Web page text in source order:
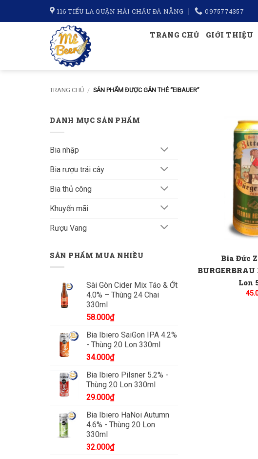
116 TIỂU LA QUẬN HẢI CHÂU ĐÀ NẴNG 0975774357
TRANG CHỦ GIỚI THIỆU
TRANG CHỦ / SẢN PHẨM ĐƯỢC GẮN THẺ “EIBAUER”
DANH MỤC SẢN PHẨM
Bia nhập
Bia rượu trái cây
Bia thủ công
Khuyến mãi
Rượu Vang
SẢN PHẨM MUA NHIỀU
Sài Gòn Cider Mix Táo & Ớt
4.0% – Thùng 24 Chai
330ml
58.000₫
Bia Ibiero SaiGon IPA 4.2%
- Thùng 20 Lon 330ml
34.000₫
Bia Ibiero Pilsner 5.2% -
Thùng 20 Lon 330ml
29.000₫
Bia Ibiero HaNoi Autumn
4.6% - Thùng 20 Lon
330ml
32.000₫
Bia Đức
BURGERBRAU
Lon